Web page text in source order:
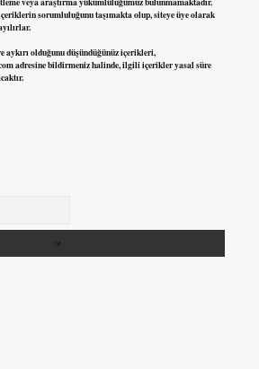
sorumluluğunu taşımakta olup, siteye üye olarak
aykırı olduğunu düşündüğünüz içerikleri,
adresine bildirmeniz halinde, ilgili içerikler yasal süre